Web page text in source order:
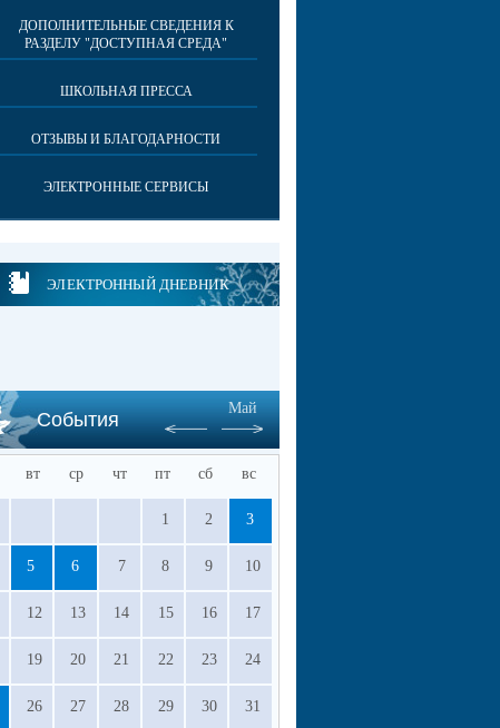
ДОПОЛНИТЕЛЬНЫЕ СВЕДЕНИЯ К
РАЗДЕЛУ "ДОСТУПНАЯ СРЕДА"
ШКОЛЬНАЯ ПРЕССА
ОТЗЫВЫ И БЛАГОДАРНОСТИ
ЭЛЕКТРОННЫЕ СЕРВИСЫ
ЭЛЕКТРОННЫЙ ДНЕВНИК
События
Май
вт ср чт пт сб вс
1 2 3
5 6 7 8 9 10
12 13 14 15 16 17
19 20 21 22 23 24
26 27 28 29 30 31